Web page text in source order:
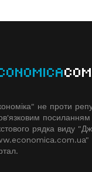
не проти
рядка виду